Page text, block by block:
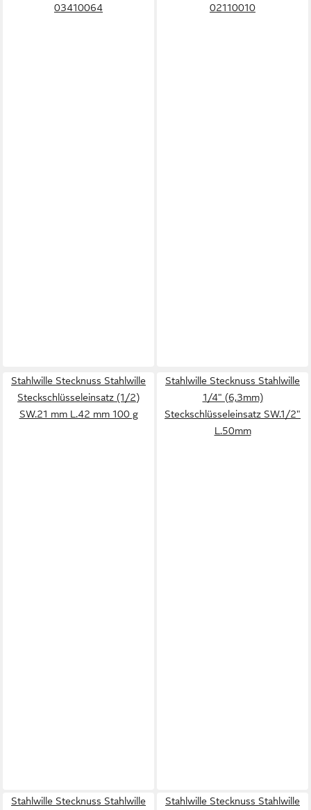
03410064
02110010
Stahlwille Stecknuss Stahlwille
Steckschlüsseleinsatz (1/2)
SW.21 mm L.42 mm 100 g
Stahlwille Stecknuss Stahlwille
1/4" (6,3mm)
Steckschlüsseleinsatz SW.1/2"
L.50mm
Stahlwille Stecknuss Stahlwille Stahlwille Stecknuss Stahlwille